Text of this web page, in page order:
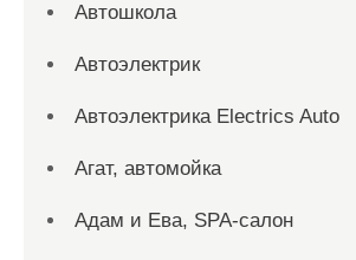
Автошкола
Автоэлектрик
Автоэлектрика Electrics Auto
Агат, автомойка
Адам и Ева, SPA-салон